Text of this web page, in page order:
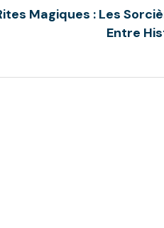
Magiques : Les
Entre